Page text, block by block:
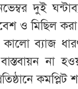
দুই
ও মিছিল
কালো ব্যাজ
না